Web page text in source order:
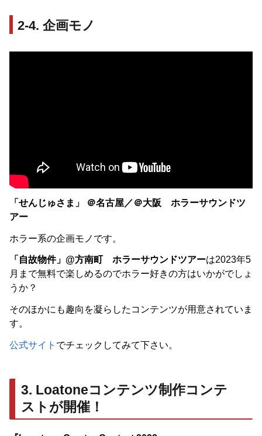
2-4. 企画モノ
「せんじゅさま」 ＠名古屋／＠大阪 ホラーサウンドツ
アー
ホラー系の企画モノです。
「自故物件」@方南町 ホラーサウンドツアーは2023年5
月まで無料で楽しめるのでホラー好きの方はいかがでしょ
うか？
そのほかにも趣向を凝らしたコンテンツが用意されていま
す。
公式サイト でチェックしてみて下さい。
3. Loatoneコンテンツ制作コンテ
ストが開催！